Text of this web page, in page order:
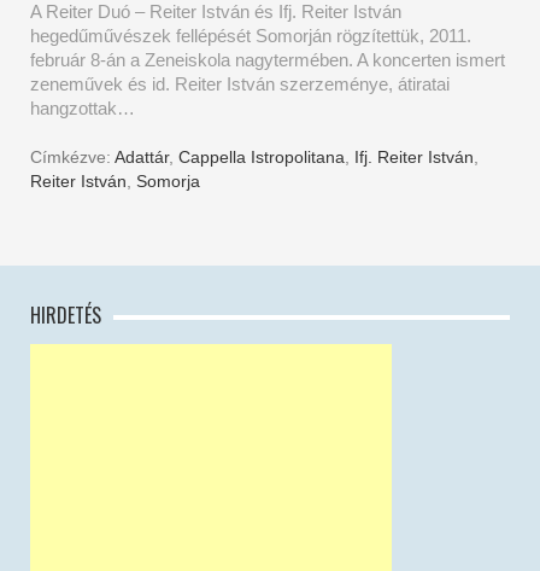
A Reiter Duó – Reiter István és Ifj. Reiter István
hegedűművészek fellépését Somorján rögzítettük, 2011.
február 8-án a Zeneiskola nagytermében. A koncerten ismert
zeneművek és id. Reiter István szerzeménye, átiratai
hangzottak…
Címkézve: Adattár, Cappella Istropolitana, Ifj. Reiter István,
Reiter István, Somorja
HIRDETÉS